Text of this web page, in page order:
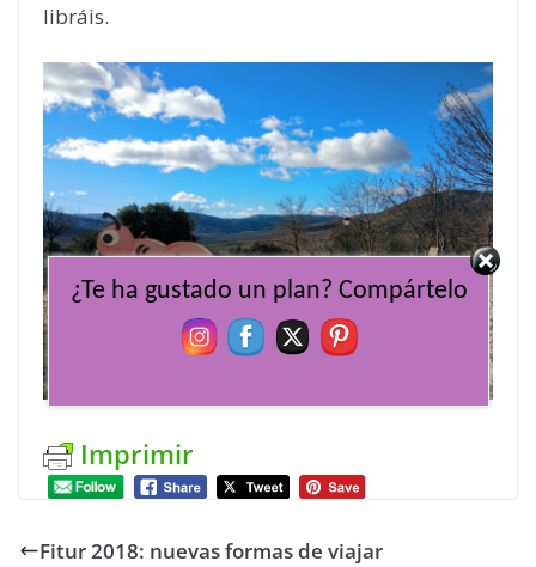
libráis.
Imprimir
Fitur 2018: nuevas formas de viajar
¿Te ha gustado un plan? Compártelo